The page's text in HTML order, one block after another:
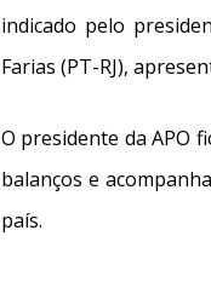
indicado pelo
Farias (PT-RJ),
O presidente da APO
balanços e
país.